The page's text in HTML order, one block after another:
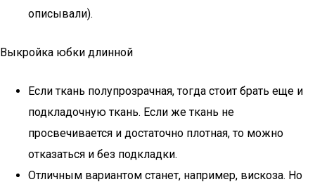
описывали).
Выкройка юбки длинной
Если ткань полупрозрачная, тогда стоит брать еще и
подкладочную ткань. Если же ткань не
просвечивается и достаточно плотная, то можно
отказаться и без подкладки.
Отличным вариантом станет, например, вискоза. Но